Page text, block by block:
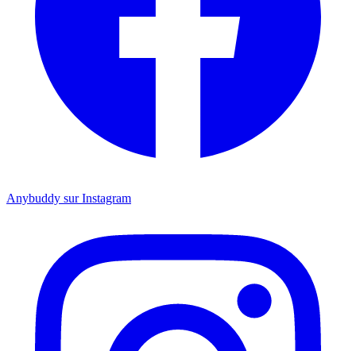
Anybuddy sur Instagram